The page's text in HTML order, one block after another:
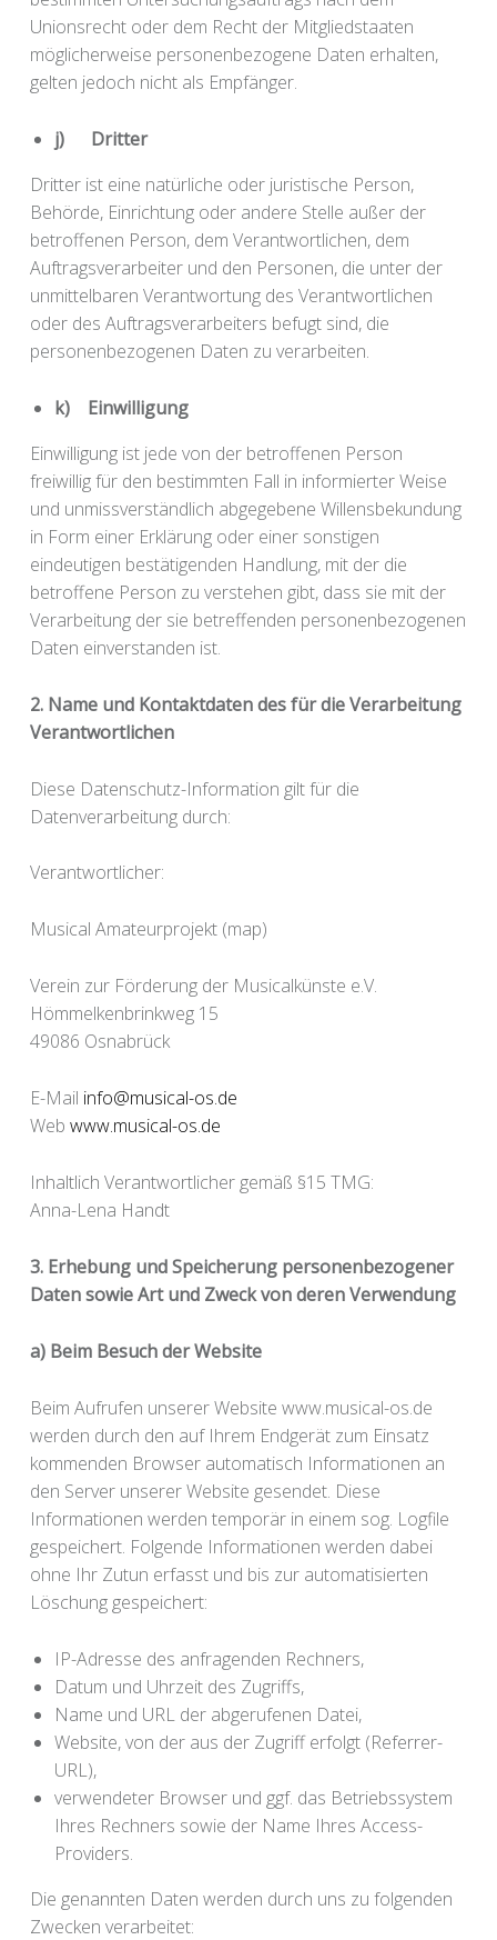
Unionsrecht oder dem Recht der Mitgliedstaaten
möglicherweise personenbezogene Daten erhalten,
gelten jedoch nicht als Empfänger.
j) Dritter
Dritter ist eine natürliche oder juristische Person,
Behörde, Einrichtung oder andere Stelle außer der
betroffenen Person, dem Verantwortlichen, dem
Auftragsverarbeiter und den Personen, die unter der
unmittelbaren Verantwortung des Verantwortlichen
oder des Auftragsverarbeiters befugt sind, die
personenbezogenen Daten zu verarbeiten.
k) Einwilligung
Einwilligung ist jede von der betroffenen Person
freiwillig für den bestimmten Fall in informierter Weise
und unmissverständlich abgegebene Willensbekundung
in Form einer Erklärung oder einer sonstigen
eindeutigen bestätigenden Handlung, mit der die
betroffene Person zu verstehen gibt, dass sie mit der
Verarbeitung der sie betreffenden personenbezogenen
Daten einverstanden ist.
2. Name und Kontaktdaten des für die Verarbeitung
Verantwortlichen
Diese Datenschutz-Information gilt für die
Datenverarbeitung durch:
Verantwortlicher:
Musical Amateurprojekt (map)
Verein zur Förderung der Musicalkünste e.V.
Hömmelkenbrinkweg 15
49086 Osnabrück
E-Mail info@musical-os.de
Web www.musical-os.de
Inhaltlich Verantwortlicher gemäß §15 TMG:
Anna-Lena Handt
3. Erhebung und Speicherung personenbezogener
Daten sowie Art und Zweck von deren Verwendung
a) Beim Besuch der Website
Beim Aufrufen unserer Website www.musical-os.de
werden durch den auf Ihrem Endgerät zum Einsatz
kommenden Browser automatisch Informationen an
den Server unserer Website gesendet. Diese
Informationen werden temporär in einem sog. Logfile
gespeichert. Folgende Informationen werden dabei
ohne Ihr Zutun erfasst und bis zur automatisierten
Löschung gespeichert:
IP-Adresse des anfragenden Rechners,
Datum und Uhrzeit des Zugriffs,
Name und URL der abgerufenen Datei,
Website, von der aus der Zugriff erfolgt (Referrer-
URL),
verwendeter Browser und ggf. das Betriebssystem
Ihres Rechners sowie der Name Ihres Access-
Providers.
Die genannten Daten werden durch uns zu folgenden
Zwecken verarbeitet: